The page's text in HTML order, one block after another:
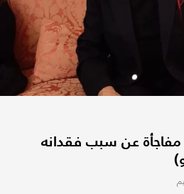
عن سبب فقدانه